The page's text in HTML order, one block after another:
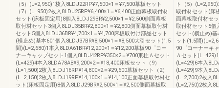
（5）(L=2,950)1枚入8LDJ22RP¥7,500×1＝¥7,500幕板セット
（7）(L=950)2枚入8LDJ25RP¥6,400×1＝¥6,400正面幕板取付材
セット(床板固定用)8個入8LDJ29BR¥2,500×1＝¥2,500側面幕板
取付材セット3個入8LDJ35BR¥2,800×1＝¥2,800側面幕板取付材
セット5個入8LDJ36BR¥4,700×1＝¥4,700床板取付け部品セット
(横止め)基本601個入8LDJ37BR¥8,500×1＝¥8,500大引セット(1.5
間)(L=2,680)1本入8LDA61BR¥12,200×1＝¥12,200幕板90゜コー
ナーキャップセット1個入8LDJ42RP¥350×2＝¥700束柱Ａセット
(L=429)4本入8LDA78AB¥9,200×2＝¥18,400床板セット（9）
(L=1,500)2枚入8LDJ16RP¥14,800×2＝¥29,600幕板セット（2）
(L=2,150)2枚入8LDJ19RP¥14,100×1＝¥14,100正面幕板取付材セ
ット(床板固定用)8個入8LDJ29BR¥2,500×1＝¥2,500側面幕板取
ト（5）
取付材セット(床
面幕板取付材セ
取付材セット5個
セット(横止め)基
ット(1.5間
90゜コーナーキ
Ａセット
(L=429)6本入
(L=429)9本入
(L=2,700)2枚入
(L=2,750)2枚入